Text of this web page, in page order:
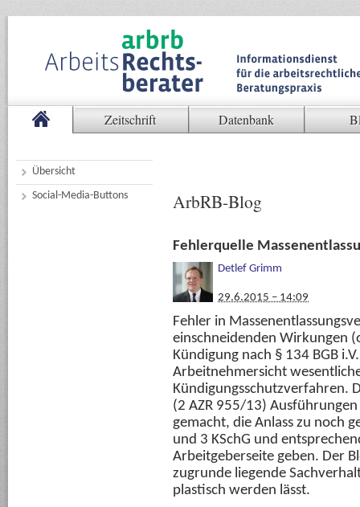
Zeitschrift Datenbank
Übersicht
Social-Media-Buttons
ArbRB-Blog
Fehlerquelle
Detlef Grimm
29.6.2015 – 14:09
Fehler in
einschneidenden Wirkungen
Kündigung nach § 134 BGB
Arbeitnehmersicht
Kündigungsschutzverfahren.
(2 AZR 955/13)
gemacht, die Anlass zu noch
und 3 KSchG und
Arbeitgeberseite geben. Der
zugrunde liegende
plastisch werden lässt.